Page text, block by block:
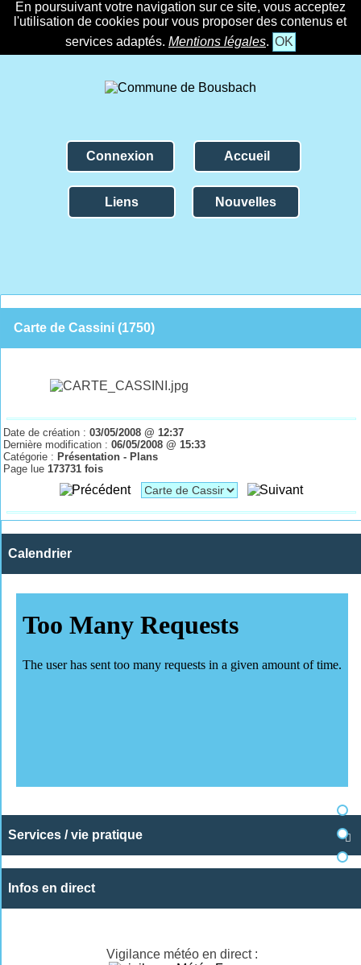
En poursuivant votre navigation sur ce site, vous acceptez
l'utilisation de cookies pour vous proposer des contenus et
services adaptés. Mentions légales. OK
Connexion Accueil
Liens Nouvelles
Carte de Cassini (1750)
Date de création :03/05/2008 @ 12:37
Dernière modification :06/05/2008 @ 15:33
Catégorie : Présentation - Plans
Page lue 173731 fois
Calendrier

Services / vie pratique
Infos en direct
Vigilance météo en direct :